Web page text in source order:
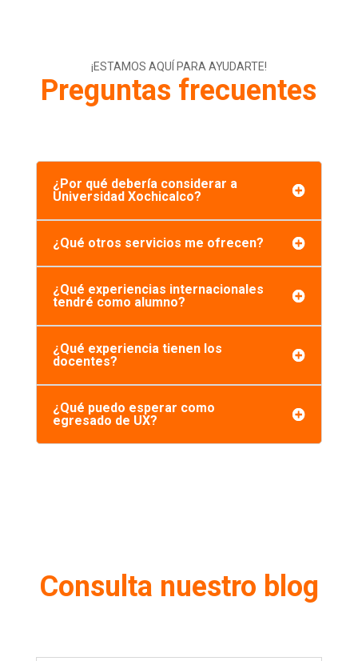
¡ESTAMOS AQUÍ PARA AYUDARTE!
Preguntas frecuentes
¿Por qué debería considerar a
Universidad Xochicalco?
¿Qué otros servicios me ofrecen?
¿Qué experiencias internacionales
tendré como alumno?
¿Qué experiencia tienen los
docentes?
¿Qué puedo esperar como
egresado de UX?
Consulta nuestro blog